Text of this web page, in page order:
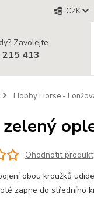
CZK
Zavolejte.
413
Hobby Horse -
zelený
Ohodnotit produkt
obou kroužků
zapne do středního